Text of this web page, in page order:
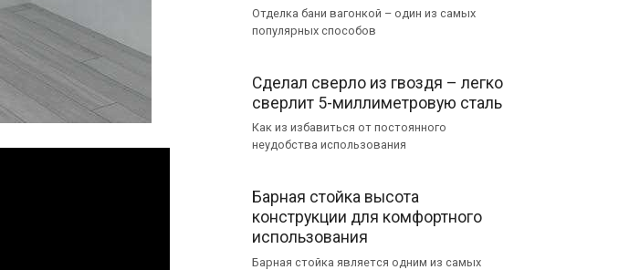
Отделка бани вагонкой – один из самых
популярных способов
Сделал сверло из гвоздя – легко
сверлит 5-миллиметровую сталь
Как из избавиться от постоянного
неудобства использования
Барная стойка высота
конструкции для комфортного
использования
Барная стойка является одним из самых